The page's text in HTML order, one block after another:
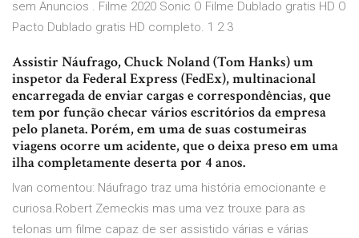
sem Anuncios . Filme 2020 Sonic O Filme Dublado gratis HD O
Pacto Dublado gratis HD completo. 1 2 3
Assistir Náufrago, Chuck Noland (Tom Hanks) um
inspetor da Federal Express (FedEx), multinacional
encarregada de enviar cargas e correspondências, que
tem por função checar vários escritórios da empresa
pelo planeta. Porém, em uma de suas costumeiras
viagens ocorre um acidente, que o deixa preso em uma
ilha completamente deserta por 4 anos.
Ivan comentou: Náufrago traz uma história emocionante e
curiosa.Robert Zemeckis mas uma vez trouxe para as
telonas um filme capaz de ser assistido várias e várias